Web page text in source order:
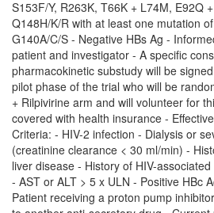
S153F/Y, R263K, T66K + L74M, E92Q +
Q148H/K/R with at least one mutation
G140A/C/S - Negative HBs Ag -
patient and investigator - A specific
pharmacokinetic substudy will be
pilot phase of the trial who will be
+ Rilpivirine arm and will volunteer for
covered with health insurance -
Criteria: - HIV-2 infection - Dialysis or
(creatinine clearance < 30 ml/min) -
liver disease - History of HIV-
- AST or ALT > 5 x ULN - Positive HBc
Patient receiving a proton pump